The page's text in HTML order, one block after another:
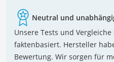
Neutral und
Unsere Tests und
faktenbasiert. Hersteller
Bewertung. Wir sorgen für